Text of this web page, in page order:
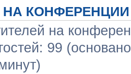
НА КОНФЕРЕНЦИИ
на
99